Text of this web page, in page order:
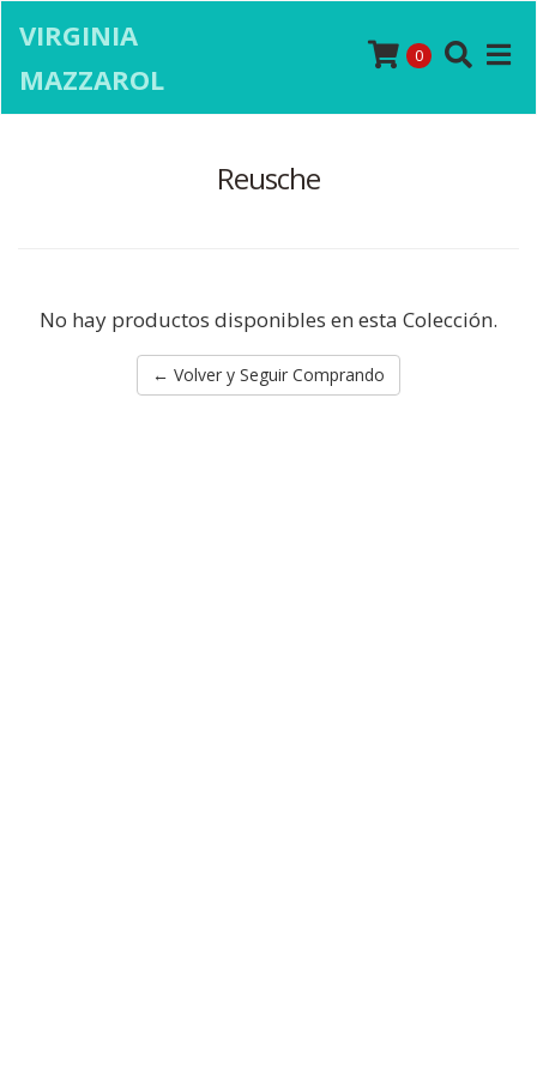
VIRGINIA
MAZZAROL
0
Reusche
No hay productos disponibles en esta Colección.
← Volver y Seguir Comprando